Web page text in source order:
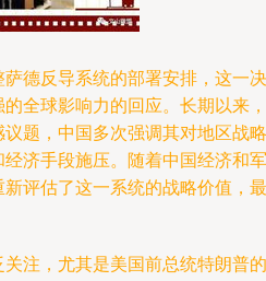
德反导系统的部署安排，这一决
全球影响力的回应。长期以来，
题，中国多次强调其对地区战略
济手段施压。随着中国经济和军
评估了这一系统的战略价值，最
注，尤其是美国前总统特朗普的